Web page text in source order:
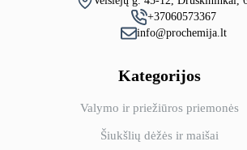
+37060573367
info@prochemija.lt
Kategorijos
Valymo ir priežiūros priemonės
Šiukšlių dėžės ir maišai